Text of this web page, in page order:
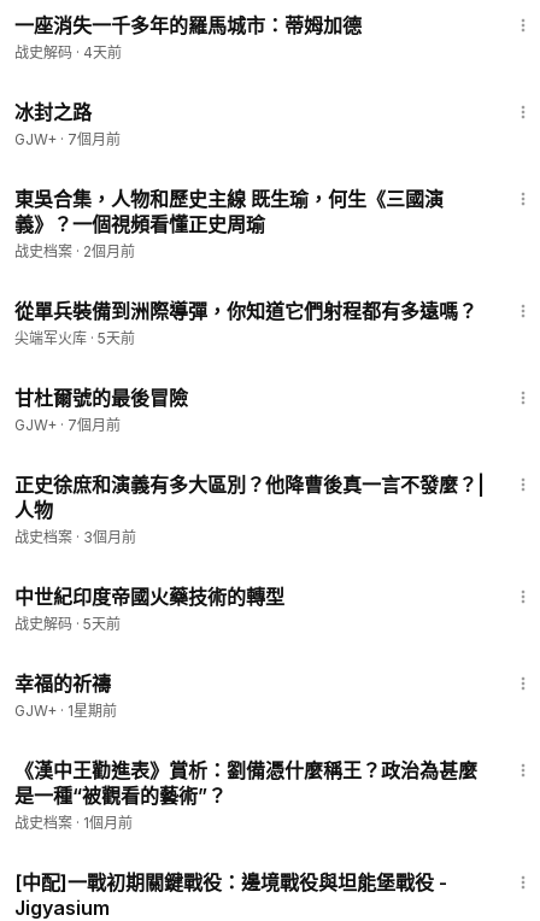
一座消失一千多年的羅馬城市：蒂姆加德
战史解码 · 4天前
冰封之路
GJW+ · 7個月前
東吳合集，人物和歷史主線 既生瑜，何生《三國演
義》？一個視頻看懂正史周瑜
战史档案 · 2個月前
從單兵裝備到洲際導彈，你知道它們射程都有多遠嗎？
尖端军火库 · 5天前
甘杜爾號的最後冒險
GJW+ · 7個月前
正史徐庶和演義有多大區別？他降曹後真一言不發麼？|
人物
战史档案 · 3個月前
中世紀印度帝國火藥技術的轉型
战史解码 · 5天前
幸福的祈禱
GJW+ · 1星期前
《漢中王勸進表》賞析：劉備憑什麼稱王？政治為甚麼
是一種“被觀看的藝術”？
战史档案 · 1個月前
[中配]一戰初期關鍵戰役：邊境戰役與坦能堡戰役 -
Jigyasium